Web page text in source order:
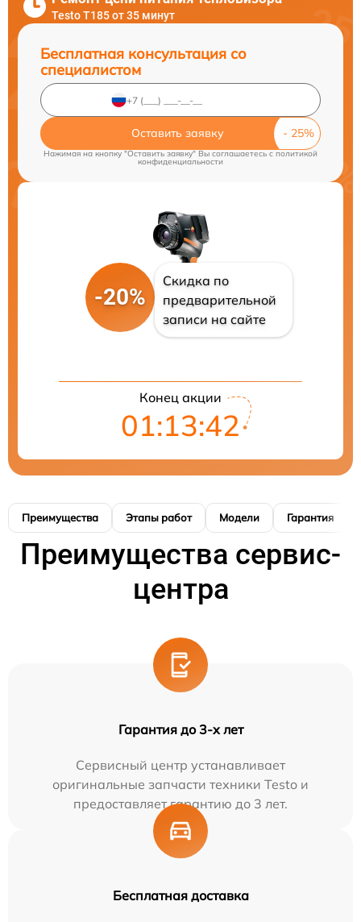
Testo T185 от 35 минут
Бесплатная консультация со
специалистом
Оставить заявку
Нажимая на кнопку "Оставить заявку" Вы соглашаетесь cполитикой
конфиденциальности
-20%
Скидка по
предварительной
записи на сайте
Конец акции
01:13:41
Преимущества Этапы работ Модели Гарантия
Преимущества сервис-
центра
Гарантия до 3-х лет
Сервисный центр устанавливает
оригинальные запчасти техники Testo и
предоставляет гарантию до 3 лет.
Бесплатная доставка